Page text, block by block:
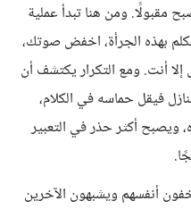
مقبولًا. ومن هنا تبدأ عملية
بهذه الجرأة، اخفض صوتك،
أنت. ومع التكرار يكتشف أن
فيقل حماسه في الكلام،
ويصبح أكثر حذر في التعبير
أنفسهم ويشبهون الآخرين